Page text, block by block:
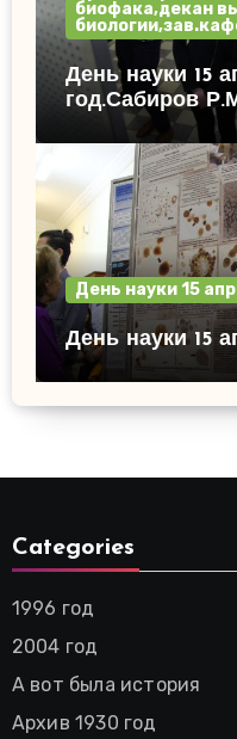
биофака,декан
День науки 15
год.Сабиров
День науки 15
День науки 15
Categories
1996 год
2004 год
А вот была история
Архив 1930 год